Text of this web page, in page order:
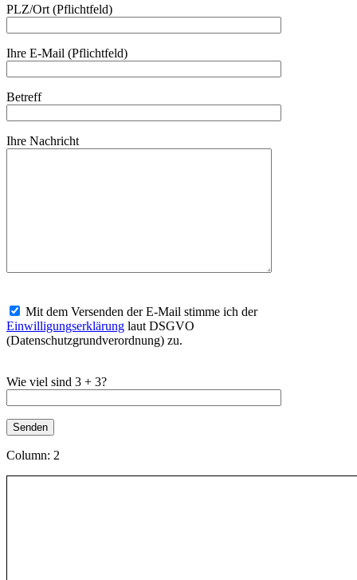
PLZ/Ort (Pflichtfeld)
Ihre E-Mail (Pflichtfeld)
Betreff
Ihre Nachricht
Mit dem Versenden der E-Mail stimme ich der
Einwilligungserklärung laut DSGVO
(Datenschutzgrundverordnung) zu.
Wie viel sind 3 + 3?
Column: 2